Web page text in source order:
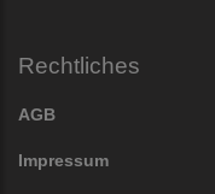
Rechtliches
AGB
Impressum